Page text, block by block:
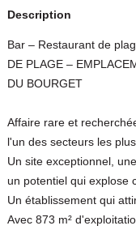
Description
Bar – Restaurant de
DE PLAGE –
DU BOURGET
Affaire rare et
l'un des secteurs les
Un site exceptionnel,
un potentiel qui explose
Un établissement qui
Avec 873 m²